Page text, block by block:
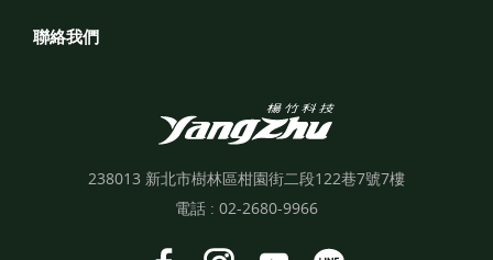
聯絡我們
238013 新北市樹林區柑園街二段122巷7號7樓
電話 : 02-2680-9966